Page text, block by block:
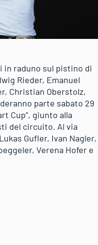
raduno sul pistino di
Rieder, Emanuel
Christian Oberstolz,
parte sabato 29
Cup”, giunto alla
del circuito. Al via
Gufler, Ivan Nagler,
Verena Hofer e